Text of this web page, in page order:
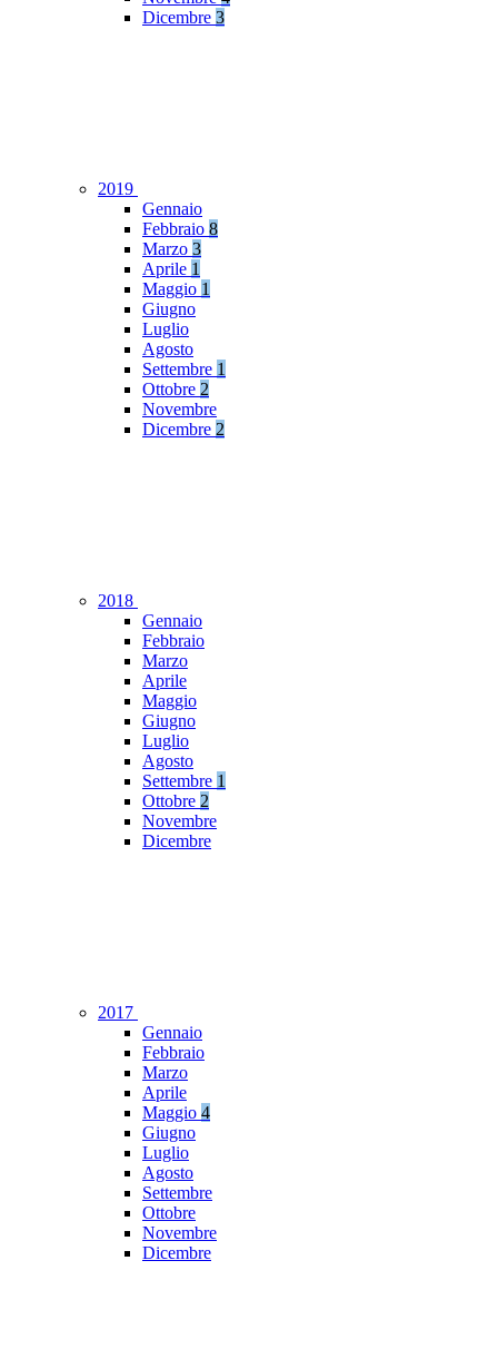
Dicembre 3
2019
Gennaio
Febbraio 8
Marzo 3
Aprile 1
Maggio 1
Giugno
Luglio
Agosto
Settembre 1
Ottobre 2
Novembre
Dicembre 2
2018
Gennaio
Febbraio
Marzo
Aprile
Maggio
Giugno
Luglio
Agosto
Settembre 1
Ottobre 2
Novembre
Dicembre
2017
Gennaio
Febbraio
Marzo
Aprile
Maggio 4
Giugno
Luglio
Agosto
Settembre
Ottobre
Novembre
Dicembre